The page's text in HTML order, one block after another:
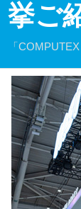
挙ご
「